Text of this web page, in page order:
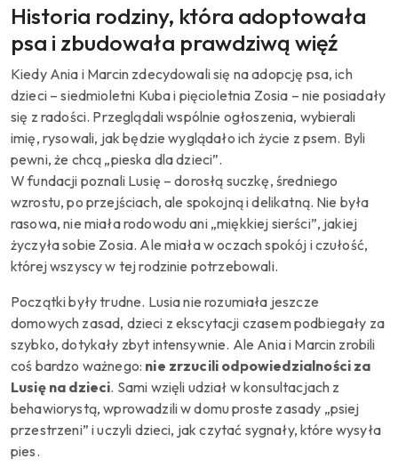
Historia rodziny, która adoptowała
psa i zbudowała prawdziwą więź
Kiedy Ania i Marcin zdecydowali się na adopcję psa, ich
dzieci – siedmioletni Kuba i pięcioletnia Zosia – nie posiadały
się z radości. Przeglądali wspólnie ogłoszenia, wybierali
imię, rysowali, jak będzie wyglądało ich życie z psem. Byli
pewni, że chcą „pieska dla dzieci”.
W fundacji poznali Lusię – dorosłą suczkę, średniego
wzrostu, po przejściach, ale spokojną i delikatną. Nie była
rasowa, nie miała rodowodu ani „miękkiej sierści”, jakiej
życzyła sobie Zosia. Ale miała w oczach spokój i czułość,
której wszyscy w tej rodzinie potrzebowali.
Początki były trudne. Lusia nie rozumiała jeszcze
domowych zasad, dzieci z ekscytacji czasem podbiegały za
szybko, dotykały zbyt intensywnie. Ale Ania i Marcin zrobili
coś bardzo ważnego: nie zrzucili odpowiedzialności za
Lusię na dzieci. Sami wzięli udział w konsultacjach z
behawiorystą, wprowadzili w domu proste zasady „psiej
przestrzeni” i uczyli dzieci, jak czytać sygnały, które wysyła
pies.